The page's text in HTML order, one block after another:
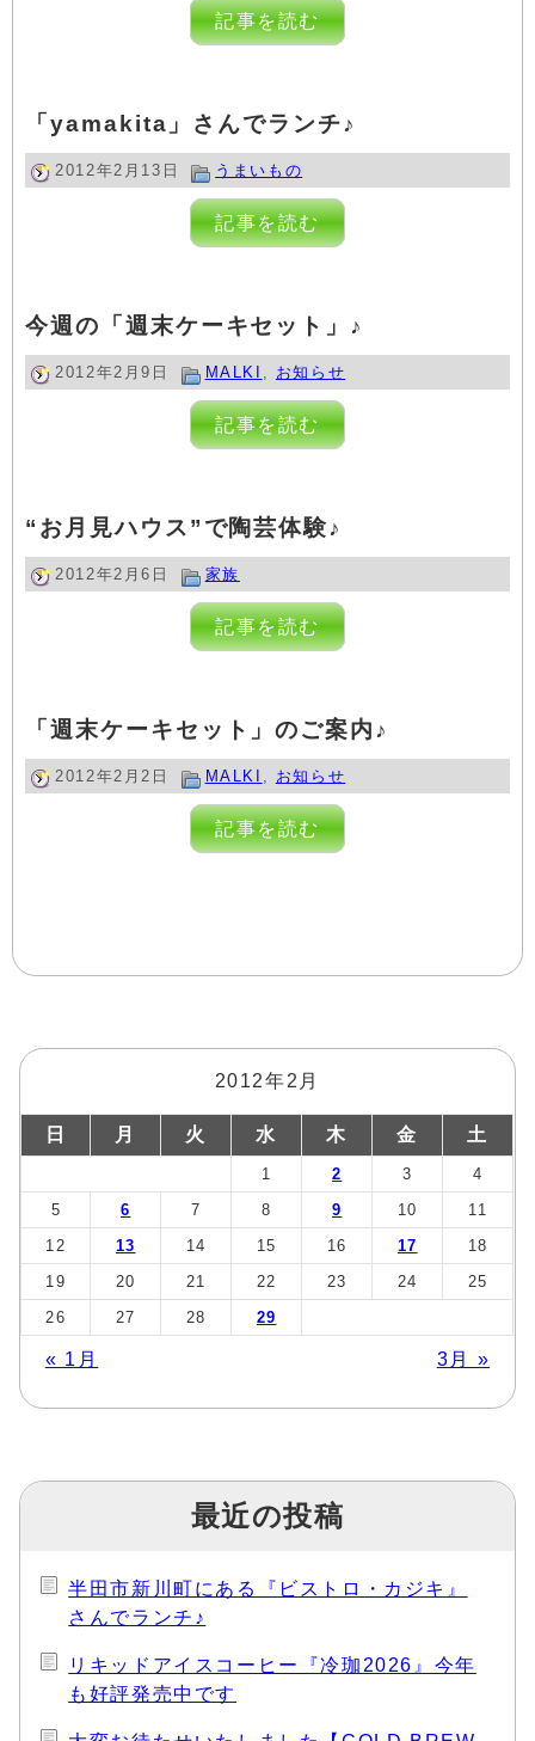
記事を読む
「yamakita」さんでランチ♪
2012年2月13日 うまいもの
記事を読む
今週の「週末ケーキセット」♪
2012年2月9日 MALKI , お知らせ
記事を読む
“お月見ハウス”で陶芸体験♪
2012年2月6日 家族
記事を読む
「週末ケーキセット」のご案内♪
2012年2月2日 MALKI , お知らせ
記事を読む
2012年2月
日 月 火 水 木 金 土
1 2 3
4
5
6 7 8 9 10
11
12
13 14 15 16 17
18
19
20 21 22 23 24
25
26
27 28 29
« 1月 3月 »
最近の投稿
半田市新川町にある『ビストロ・カジキ』
さんでランチ♪
リキッドアイスコーヒー『冷珈2026』今年
も好評発売中です